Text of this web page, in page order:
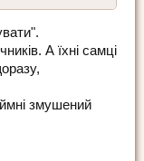
А їхні самці
змушений